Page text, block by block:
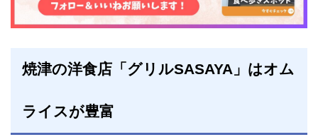
焼津の洋食店「グリルSASAYA」はオム
ライスが豊富